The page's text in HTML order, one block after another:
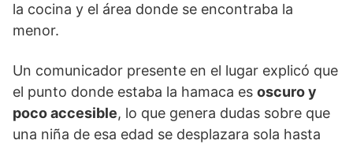
la cocina y el área donde se encontraba la
menor.
Un comunicador presente en el lugar explicó que
el punto donde estaba la hamaca es oscuro y
poco accesible, lo que genera dudas sobre que
una niña de esa edad se desplazara sola hasta